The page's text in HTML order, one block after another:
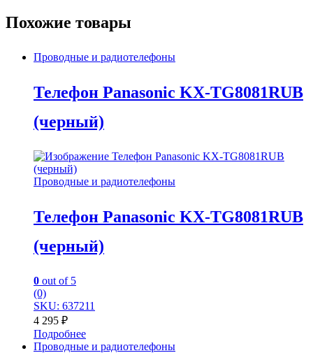
Похожие товары
Проводные и радиотелефоны
Телефон Panasonic KX-TG8081RUB
(черный)
Проводные и радиотелефоны
Телефон Panasonic KX-TG8081RUB
(черный)
0 out of 5
(0)
SKU: 637211
4 295 ₽
Подробнее
Проводные и радиотелефоны